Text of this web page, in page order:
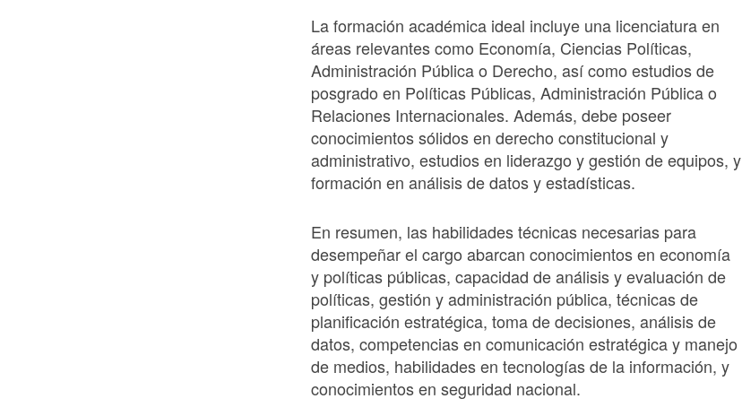
La formación académica ideal incluye una licenciatura en
áreas relevantes como Economía, Ciencias Políticas,
Administración Pública o Derecho, así como estudios de
posgrado en Políticas Públicas, Administración Pública o
Relaciones Internacionales. Además, debe poseer
conocimientos sólidos en derecho constitucional y
administrativo, estudios en liderazgo y gestión de equipos, y
formación en análisis de datos y estadísticas.
En resumen, las habilidades técnicas necesarias para
desempeñar el cargo abarcan conocimientos en economía
y políticas públicas, capacidad de análisis y evaluación de
políticas, gestión y administración pública, técnicas de
planificación estratégica, toma de decisiones, análisis de
datos, competencias en comunicación estratégica y manejo
de medios, habilidades en tecnologías de la información, y
conocimientos en seguridad nacional.